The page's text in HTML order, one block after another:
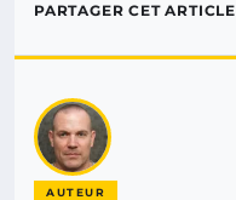
PARTAGER CET ARTICLE
AUTEUR